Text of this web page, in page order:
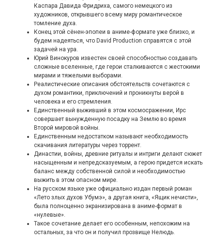
Каспара Давида Фридриха, самого немецкого из
художников, открывшего всему миру романтическое
томление духа.
Конец этой сёнен-эпопеи в аниме-формате уже близко, и
будем надеяться, что David Production справятся с этой
задачей на ура.
Юрий Винокуров известен своей способностью создавать
сложные вселенные, где герои сталкиваются с жестокими
мирами и тяжелыми выборами.
Реалистические описания обстоятельств сочетаются с
духом романтики, приключений и проникнуты верой в
человека и его стремления.
Единственный выживший в этом космосражении, Ирс
совершает вынужденную посадку на Землю во время
Второй мировой войны.
Единственным недостатком называют необходимость
скачивания литературы через торрент.
Династии, войны, древние ритуалы и интриги делают сюжет
насыщенным и непредсказуемым, а герою придется искать
баланс между собственной силой и необходимостью
выжить в этом опасном мире.
На русском языке уже официально издан первый роман
«Лето злых духов Убумэ», а другая книга, «Ящик нечисти»,
была полноценно экранизирована в аниме-формат в
«нулевые».
Такое сочетание делает его особенным, непохожим на
остальных, за что он и получил прозвище Нелюдь.